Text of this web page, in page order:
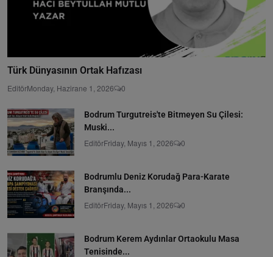
Türk Dünyasının Ortak Hafızası
EditörMonday, Hazirane 1, 2026 0
Bodrum Turgutreis'te Bitmeyen Su Çilesi:
Muski...
EditörFriday, Mayıs 1, 2026 0
Bodrumlu Deniz Korudağ Para-Karate
Branşında...
EditörFriday, Mayıs 1, 2026 0
Bodrum Kerem Aydınlar Ortaokulu Masa
Tenisinde...